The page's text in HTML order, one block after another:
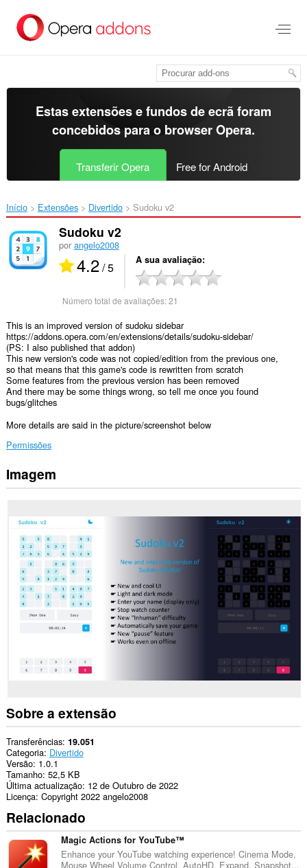
para
Estas extensões e fundos de ecrã foram
concebidos para o browser Opera.
Transferir Opera Free for Android
Início Extensões Divertido Sudoku v2‎
Sudoku v2
por angelo2008
4.2/ 5 A sua avaliação
Número total de avaliações:21
This is an improved version of sudoku sidebar
https://addons.opera.com/en/extensions/details/sudoku-sidebar/
(PS: I also published that addon)
This new version's code was not copied/edition from the previous one,
so that means that this game's code is rewritten from scratch
Some features from the previous version has been removed
And there may be some things wrong, so tell me once you found
bugs/glitches
More details are said in the picture/screenshot below
Permissões
Esta
extensão
barra
lateral.
This
extension
client-
Imagem
Sobre a extensão
Transferências 19.051
Categoria Divertido
Versão 1.0.1
Tamanho 52,5 KB
Última actualização 12 de Outubro de 2022
Licença Copyright 2022 angelo2008
Relacionado
Magic Actions for YouTube™
Enhance your YouTube watching experience! Cinema Mode,
Mouse Wheel Volume Control, AutoHD, Expand, Snapshot...